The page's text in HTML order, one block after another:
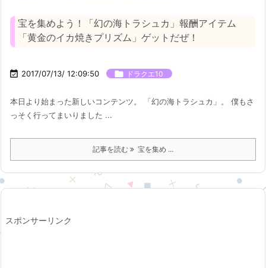
宝を集めよう！「幻の海トラシュカ」報酬アイテム
「黄金のイカ焼きプリズム」ゲットだぜ！
 2017/07/13/ 12:09:50  ドラクエ10
本日より始まった新しいコンテンツ。 「幻の海トラシュカ」。 僕もさ
っそく行ってまいりました ...
記事を読む 宝を集め ...
スポンサーリンク